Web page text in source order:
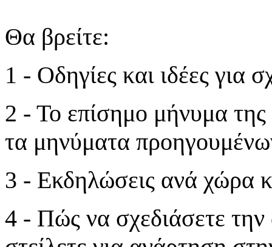
Θα βρείτε:
1 - Οδηγίες και ιδέες για
2 - Το επίσημο μήνυμα
τα μηνύματα
3 - Εκδηλώσεις ανά χώρα
4 - Πώς να σχεδιάσετε